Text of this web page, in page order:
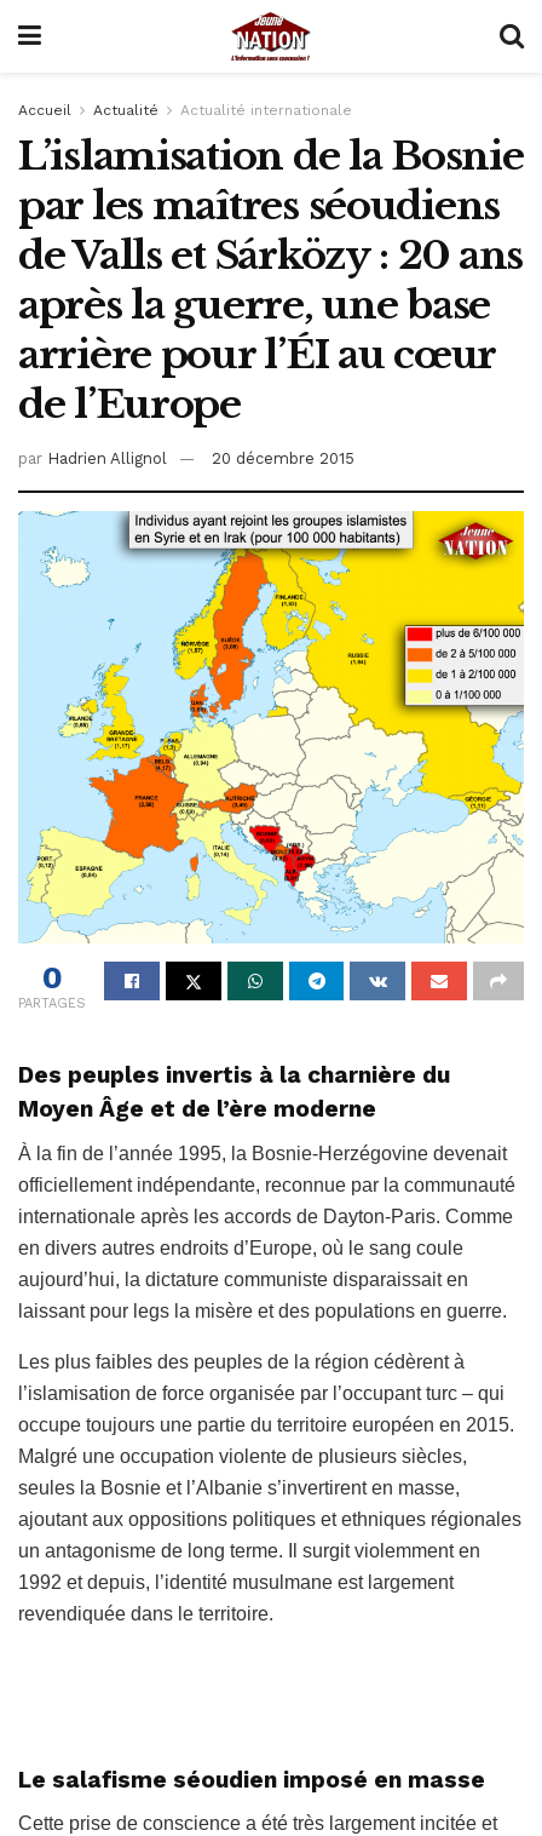
Accueil Actualité Actualité internationale
L’islamisation de la Bosnie
par les maîtres séoudiens
de Valls et Sárközy : 20 ans
après la guerre, une base
arrière pour l’ÉI au cœur
de l’Europe
par Hadrien Allignol 20 décembre 2015
0
PARTAGES
Des peuples invertis à la charnière du
Moyen Âge et de l’ère moderne
À la fin de l’année 1995, la Bosnie-Herzégovine devenait
officiellement indépendante, reconnue par la communauté
internationale après les accords de Dayton-Paris. Comme
en divers autres endroits d’Europe, où le sang coule
aujourd’hui, la dictature communiste disparaissait en
laissant pour legs la misère et des populations en guerre.
Les plus faibles des peuples de la région cédèrent à
l’islamisation de force organisée par l’occupant turc – qui
occupe toujours une partie du territoire européen en 2015.
Malgré une occupation violente de plusieurs siècles,
seules la Bosnie et l’Albanie s’invertirent en masse,
ajoutant aux oppositions politiques et ethniques régionales
un antagonisme de long terme. Il surgit violemment en
1992 et depuis, l’identité musulmane est largement
revendiquée dans le territoire.
Le salafisme séoudien imposé en masse
Cette prise de conscience a été très largement incitée et